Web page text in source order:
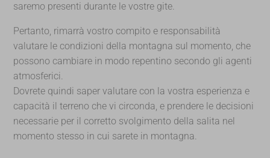
saremo presenti durante le vostre gite.
Pertanto, rimarrà vostro compito e responsabilità
valutare le condizioni della montagna sul momento, che
possono cambiare in modo repentino secondo gli agenti
atmosferici.
Dovrete quindi saper valutare con la vostra esperienza e
capacità il terreno che vi circonda, e prendere le decisioni
necessarie per il corretto svolgimento della salita nel
momento stesso in cui sarete in montagna.